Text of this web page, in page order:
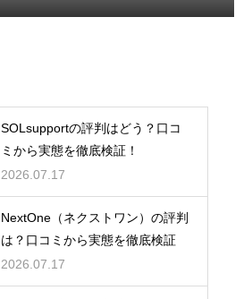
SOLsupportの評判はどう？口コ
ミから実態を徹底検証！
2026.07.17
NextOne（ネクストワン）の評判
は？口コミから実態を徹底検証
2026.07.17